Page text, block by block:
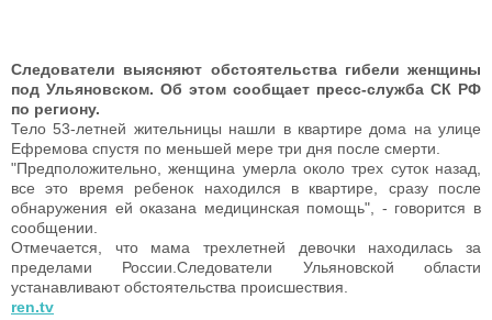
Следователи выясняют обстоятельства гибели женщины
под Ульяновском. Об этом сообщает пресс-служба СК РФ
по региону.
Тело 53-летней жительницы нашли в квартире дома на улице
Ефремова спустя по меньшей мере три дня после смерти.
"Предположительно, женщина умерла около трех суток назад,
все это время ребенок находился в квартире, сразу после
обнаружения ей оказана медицинская помощь", - говорится в
сообщении.
Отмечается, что мама трехлетней девочки находилась за
пределами России.Следователи Ульяновской области
устанавливают обстоятельства происшествия.
ren.tv